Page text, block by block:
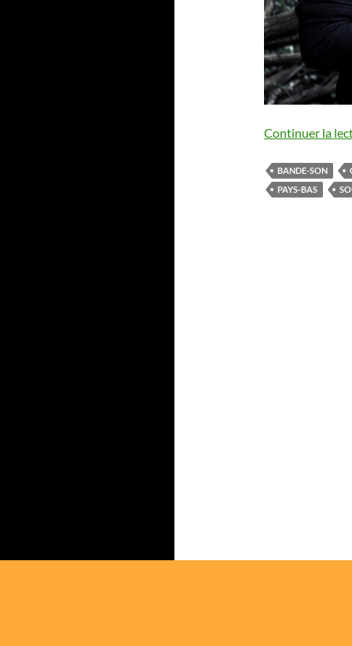
Continuer la
BANDE-SON
PAYS-BAS